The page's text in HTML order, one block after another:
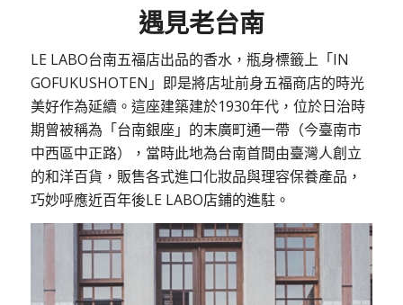
遇見老台南
LE LABO台南五福店出品的香水，瓶身標籤上「IN
GOFUKUSHOTEN」即是將店址前身五福商店的時光
美好作為延續。這座建築建於1930年代，位於日治時
期曾被稱為「台南銀座」的末廣町通一帶（今臺南市
中西區中正路），當時此地為台南首間由臺灣人創立
的和洋百貨，販售各式進口化妝品與理容保養產品，
巧妙呼應近百年後LE LABO店鋪的進駐。